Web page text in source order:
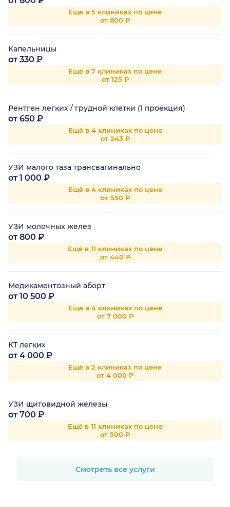
Ещё в 5 клиниках по цене
от 800 Р
Капельницы
от 330 ₽
Ещё в 7 клиниках по цене
от 125 Р
Рентген легких / грудной клетки (1 проекция)
от 650 ₽
Ещё в 4 клиниках по цене
от 243 Р
УЗИ малого таза трансвагинально
от 1 000 ₽
Ещё в 4 клиниках по цене
от 550 Р
УЗИ молочных желез
от 800 ₽
Ещё в 11 клиниках по цене
от 440 Р
Медикаментозный аборт
от 10 500 ₽
Ещё в 4 клиниках по цене
от 7 000 Р
КТ легких
от 4 000 ₽
Ещё в 2 клиниках по цене
от 4 000 Р
УЗИ щитовидной железы
от 700 ₽
Ещё в 11 клиниках по цене
от 500 Р
Смотреть все услуги